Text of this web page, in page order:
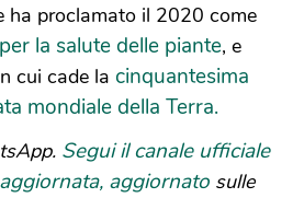
ha proclamato il 2020 come
la salute delle piante, e
cui cade la cinquantesima
mondiale della Terra.
Segui il canale ufficiale
aggiornato sulle